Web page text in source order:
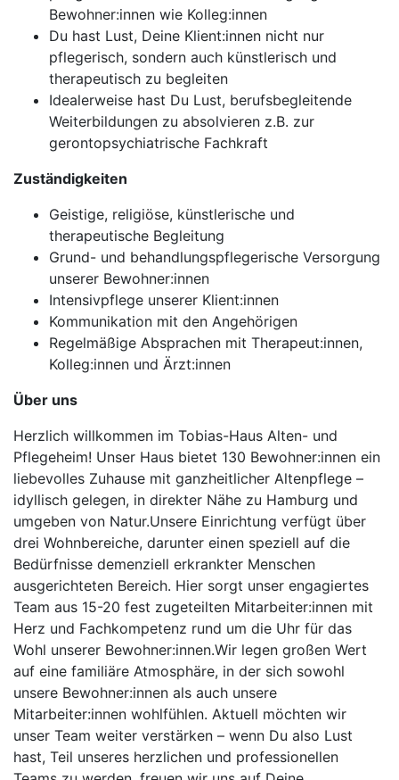
Bewohner:innen wie Kolleg:innen
Du hast Lust, Deine Klient:innen nicht nur
pflegerisch, sondern auch künstlerisch und
therapeutisch zu begleiten
Idealerweise hast Du Lust, berufsbegleitende
Weiterbildungen zu absolvieren z.B. zur
gerontopsychiatrische Fachkraft
Zuständigkeiten
Geistige, religiöse, künstlerische und
therapeutische Begleitung
Grund- und behandlungspflegerische Versorgung
unserer Bewohner:innen
Intensivpflege unserer Klient:innen
Kommunikation mit den Angehörigen
Regelmäßige Absprachen mit Therapeut:innen,
Kolleg:innen und Ärzt:innen
Über uns
Herzlich willkommen im Tobias-Haus Alten- und
Pflegeheim! Unser Haus bietet 130 Bewohner:innen ein
liebevolles Zuhause mit ganzheitlicher Altenpflege –
idyllisch gelegen, in direkter Nähe zu Hamburg und
umgeben von Natur.Unsere Einrichtung verfügt über
drei Wohnbereiche, darunter einen speziell auf die
Bedürfnisse demenziell erkrankter Menschen
ausgerichteten Bereich. Hier sorgt unser engagiertes
Team aus 15-20 fest zugeteilten Mitarbeiter:innen mit
Herz und Fachkompetenz rund um die Uhr für das
Wohl unserer Bewohner:innen.Wir legen großen Wert
auf eine familiäre Atmosphäre, in der sich sowohl
unsere Bewohner:innen als auch unsere
Mitarbeiter:innen wohlfühlen. Aktuell möchten wir
unser Team weiter verstärken – wenn Du also Lust
hast, Teil unseres herzlichen und professionellen